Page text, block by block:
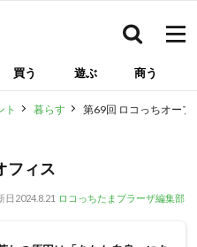
買う 遊ぶ 商う
ト 暮らす 第69回 ロコっちオープ
フィス
日 2024.8.21 ロコっちたまプラーザ編集部